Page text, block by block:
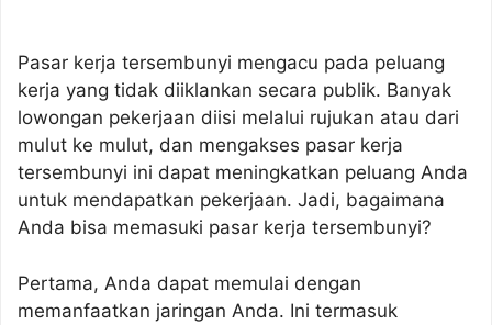
Pasar kerja tersembunyi mengacu pada peluang
kerja yang tidak diiklankan secara publik. Banyak
lowongan pekerjaan diisi melalui rujukan atau dari
mulut ke mulut, dan mengakses pasar kerja
tersembunyi ini dapat meningkatkan peluang Anda
untuk mendapatkan pekerjaan. Jadi, bagaimana
Anda bisa memasuki pasar kerja tersembunyi?
Pertama, Anda dapat memulai dengan
memanfaatkan jaringan Anda. Ini termasuk